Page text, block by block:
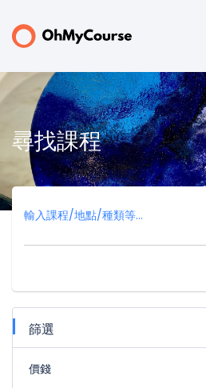
尋找課程
篩選
價錢